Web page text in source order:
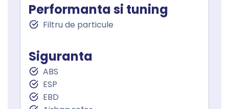
Lumini de zi
Lumini de zi LED
Proiectoare ceata
Stopuri LED
Follow me home
Sistem Start Stop
Senzori presiune roti
Performanta si tuning
Filtru de particule
Siguranta
ABS
ESP
EBD